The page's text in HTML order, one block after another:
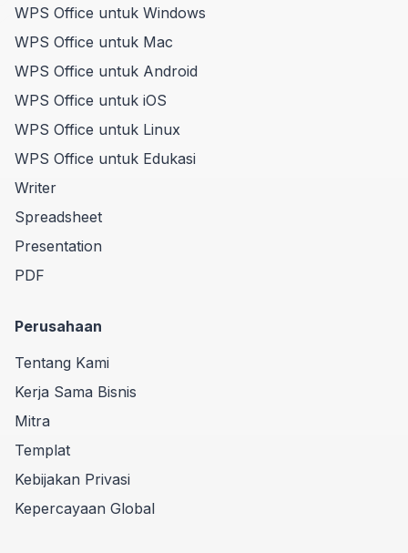
WPS Office untuk Windows
WPS Office untuk Mac
WPS Office untuk Android
WPS Office untuk iOS
WPS Office untuk Linux
WPS Office untuk Edukasi
Writer
Spreadsheet
Presentation
PDF
Perusahaan
Tentang Kami
Kerja Sama Bisnis
Mitra
Templat
Kebijakan Privasi
Kepercayaan Global